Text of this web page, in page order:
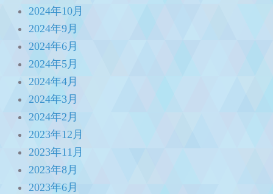
2024年10月
2024年9月
2024年6月
2024年5月
2024年4月
2024年3月
2024年2月
2023年12月
2023年11月
2023年8月
2023年6月